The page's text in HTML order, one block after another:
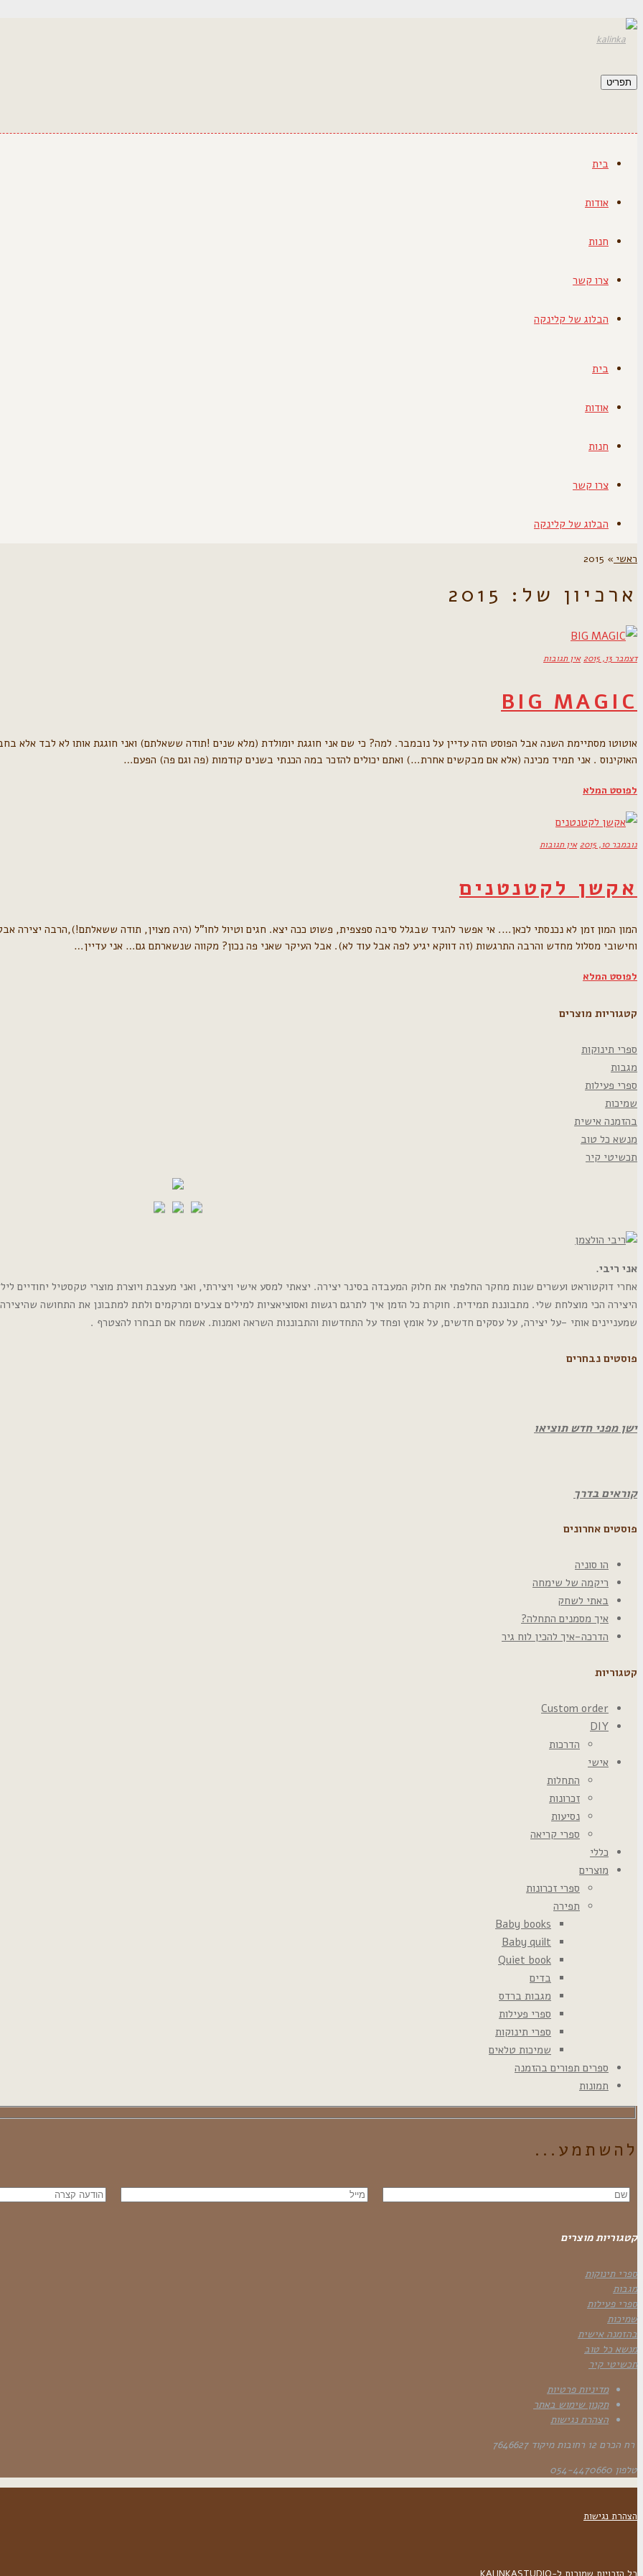
תפריט
בית
אודות
חנות
צרו קשר
הבלוג של קלינקה
בית
אודות
חנות
צרו קשר
הבלוג של קלינקה
ראשי »
2015
ארכיון של: 2015
דצמבר 13, 2015 אין תגובות
BIG MAGIC
אוטוטו מסתיימת השנה אבל הפוסט הזה עדיין על נובמבר. למה? כי שם אני חוגגת יומולדת (מלא שנים !תודה ששאלתם) ואני חוגגת אותו לא לבד אלא
האוקינוס . אני תמיד מכינה (אלא אם מבקשים אחרת…) ואתם יכולים להזכר במה הכנתי בשנים קודמות (פה וגם פה) הפעם…
לפוסט המלא
נובמבר 10, 2015 אין תגובות
אקשן לקטנטנים
המון המון זמן לא נכנסתי לכאן…. אי אפשר להגיד שבגלל סיבה ספצפית, פשוט ככה יצא. חגים וטיול לחו"ל (היה מצוין, תודה ששאלתם!),הרבה יצירה
וחישובי מסלול מחדש והרבה התרגשות (זה דווקא יגיע לפה אבל עוד לא). אבל העיקר שאני פה נכון? מקווה שנשארתם גם… אני עדיין…
לפוסט המלא
קטגוריות מוצרים
ספרי תינוקות
מגבות
ספרי פעילות
שמיכות
בהזמנה אישית
מנשא כל טוב
תכשיטי קיר
אני ריבי.
אחרי דוקטוראט ועשרים שנות מחקר החלפתי את חלוק המעבדה בסינר יצירה. יצאתי למסע אישי ויצירתי, ואני מעצבת ויוצרת מוצרי טקסטיל יחודיים
היצירה הכי מוצלחת שלי. מתבוננת תמידית. חוקרת כל הזמן איך לתרגם רגשות ואסוציאציות למילים צבעים ומרקמים ולתת למתבונן את התחושה
שמעניינים אותי -על יצירה, על עסקים חדשים, על אומץ ופחד על התחדשות והתבוננות השראה ואמנות. אשמח אם תבחרו להצטרף .
פוסטים נבחרים
ישן מפני חדש תוציאו
קוראים בדרך
פוסטים אחרונים
הו סוניה
ריקמה של שימחה
באתי לשחק
איך מסמנים התחלה?
הדרכה-איך להכין לוח גיר
קטגוריות
Custom order
DIY
הדרכות
אישי
התחלות
זכרונות
נסיעות
ספרי קריאה
כללי
מוצרים
ספרי זכרונות
תפירה
Baby books
Baby quilt
Quiet book
בדים
מגבות ברדס
ספרי פעילות
ספרי תינוקות
שמיכות טלאים
ספרים תפורים בהזמנה
תמונות
להשתמע...
קטגוריות מוצרים
ספרי תינוקות
מגבות
ספרי פעילות
שמיכות
בהזמנה אישית
מנשא כל טוב
תכשיטי קיר
מדיניות פרטיות
תקנון שימוש באתר
הצהרת נגישות
רח הכרם 12 רחובות מיקוד 7646627
טלפון 054-4470660
הצהרת נגישות